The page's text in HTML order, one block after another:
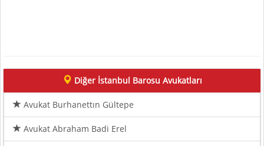
Diğer İstanbul Barosu Avukatları
Avukat Burhanettın Gültepe
Avukat Abraham Badi Erel